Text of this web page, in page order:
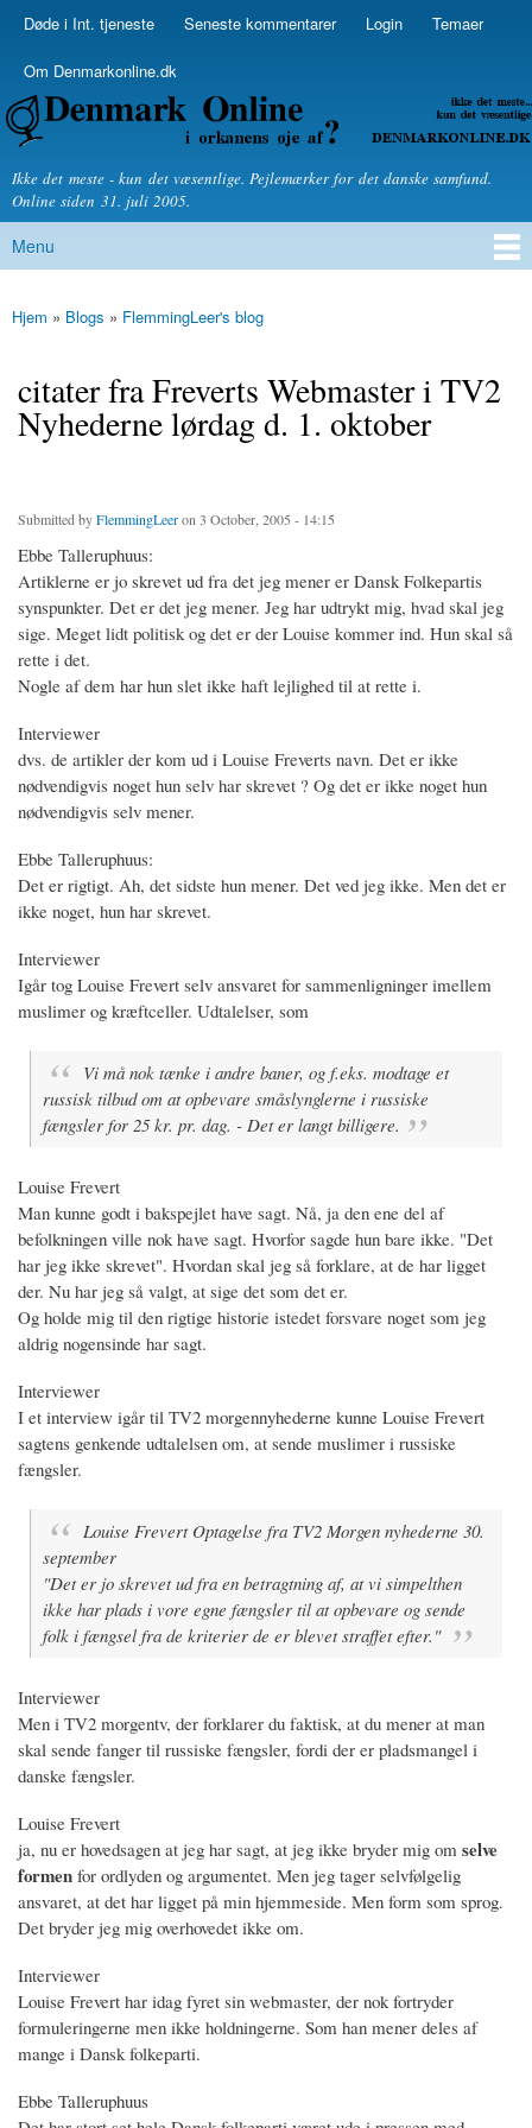
Skip to
Secondary menu
Døde i Int. tjeneste Seneste kommentarer Login Temaer
Om Denmarkonline.dk
Denmarkonline.dk - blognyheder om politik
Ikke det meste - kun det væsentlige. Pejlemærker for det danske samfund.
Online siden 31. juli 2005.
Main menu
Menu
You are here
Hjem » Blogs » FlemmingLeer's blog
citater fra Freverts Webmaster i TV2
Nyhederne lørdag d. 1. oktober
Submitted byFlemmingLeeron 3 October, 2005 - 14:15
Ebbe Talleruphuus:
Artiklerne er jo skrevet ud fra det jeg mener er Dansk Folkepartis
synspunkter. Det er det jeg mener. Jeg har udtrykt mig, hvad skal jeg
sige. Meget lidt politisk og det er der Louise kommer ind. Hun skal så
rette i det.
Nogle af dem har hun slet ikke haft lejlighed til at rette i.
Interviewer
dvs. de artikler der kom ud i Louise Freverts navn. Det er ikke
nødvendigvis noget hun selv har skrevet ? Og det er ikke noget hun
nødvendigvis selv mener.
Ebbe Talleruphuus:
Det er rigtigt. Ah, det sidste hun mener. Det ved jeg ikke. Men det er
ikke noget, hun har skrevet.
Interviewer
Igår tog Louise Frevert selv ansvaret for sammenligninger imellem
muslimer og kræftceller. Udtalelser, som
Vi må nok tænke i andre baner, og f.eks. modtage et
russisk tilbud om at opbevare småslynglerne i russiske
fængsler for 25 kr. pr. dag. - Det er langt billigere.
Louise Frevert
Man kunne godt i bakspejlet have sagt. Nå, ja den ene del af
befolkningen ville nok have sagt. Hvorfor sagde hun bare ikke. "Det
har jeg ikke skrevet". Hvordan skal jeg så forklare, at de har ligget
der. Nu har jeg så valgt, at sige det som det er.
Og holde mig til den rigtige historie istedet forsvare noget som jeg
aldrig nogensinde har sagt.
Interviewer
I et interview igår til TV2 morgennyhederne kunne Louise Frevert
sagtens genkende udtalelsen om, at sende muslimer i russiske
fængsler.
Louise Frevert Optagelse fra TV2 Morgen nyhederne 30.
september
"Det er jo skrevet ud fra en betragtning af, at vi simpelthen
ikke har plads i vore egne fængsler til at opbevare og sende
folk i fængsel fra de kriterier de er blevet straffet efter."
Interviewer
Men i TV2 morgentv, der forklarer du faktisk, at du mener at man
skal sende fanger til russiske fængsler, fordi der er pladsmangel i
danske fængsler.
Louise Frevert
ja, nu er hovedsagen at jeg har sagt, at jeg ikke bryder mig om selve
formen for ordlyden og argumentet. Men jeg tager selvfølgelig
ansvaret, at det har ligget på min hjemmeside. Men form som sprog.
Det bryder jeg mig overhovedet ikke om.
Interviewer
Louise Frevert har idag fyret sin webmaster, der nok fortryder
formuleringerne men ikke holdningerne. Som han mener deles af
mange i Dansk folkeparti.
Ebbe Talleruphuus